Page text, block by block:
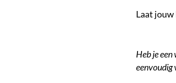
Laat jouw
Heb je
eenvoudig